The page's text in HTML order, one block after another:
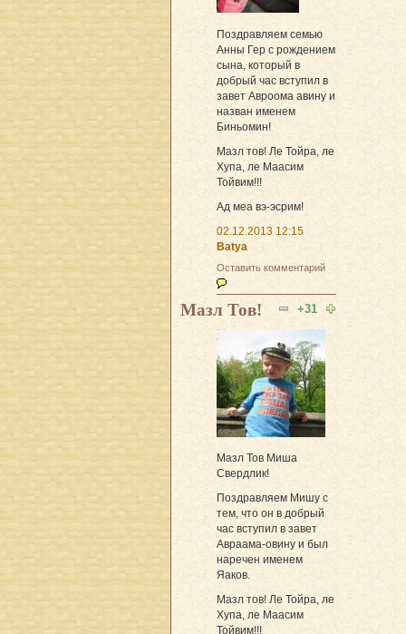
Поздравляем семью
Анны Гер с рождением
сына, который в
добрый час вступил в
завет Авроома авину и
назван именем
Биньомин!
Мазл тов! Ле Тойра, ле
Хупа, ле Маасим
Тойвим!!!
Ад меа вэ-эсрим!
02.12.2013 12:15
Batya
Оставить комментарий
+31
Мазл Тов!
Мазл Тов Миша
Свердлик!
Поздравляем Мишу с
тем, что он в добрый
час вступил в завет
Авраама-овину и был
наречен именем
Яаков.
Мазл тов! Ле Тойра, ле
Хупа, ле Маасим
Тойвим!!!